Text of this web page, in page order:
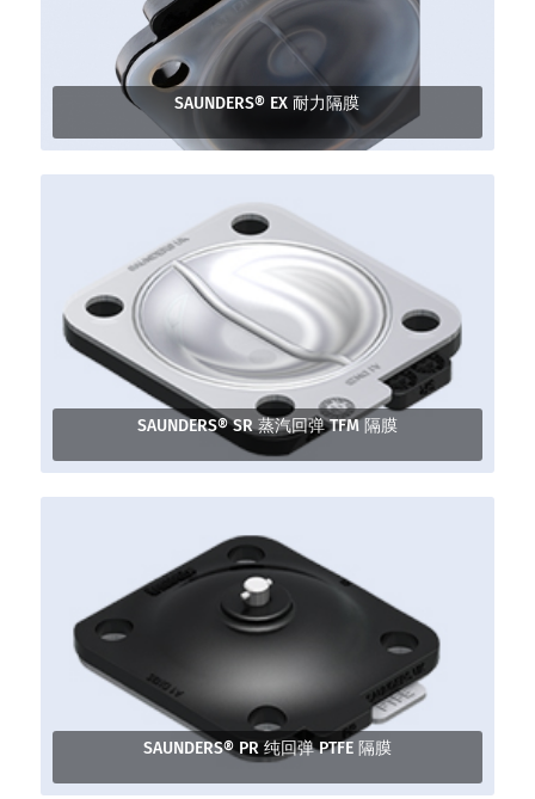
SAUNDERS® EX 耐力隔膜
SAUNDERS® SR 蒸汽回弹 TFM 隔膜
SAUNDERS® PR 纯回弹 PTFE 隔膜